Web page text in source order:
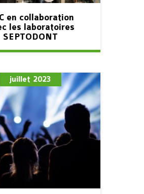
en collaboration
les laboratoires
SEPTODONT
juillet 2023